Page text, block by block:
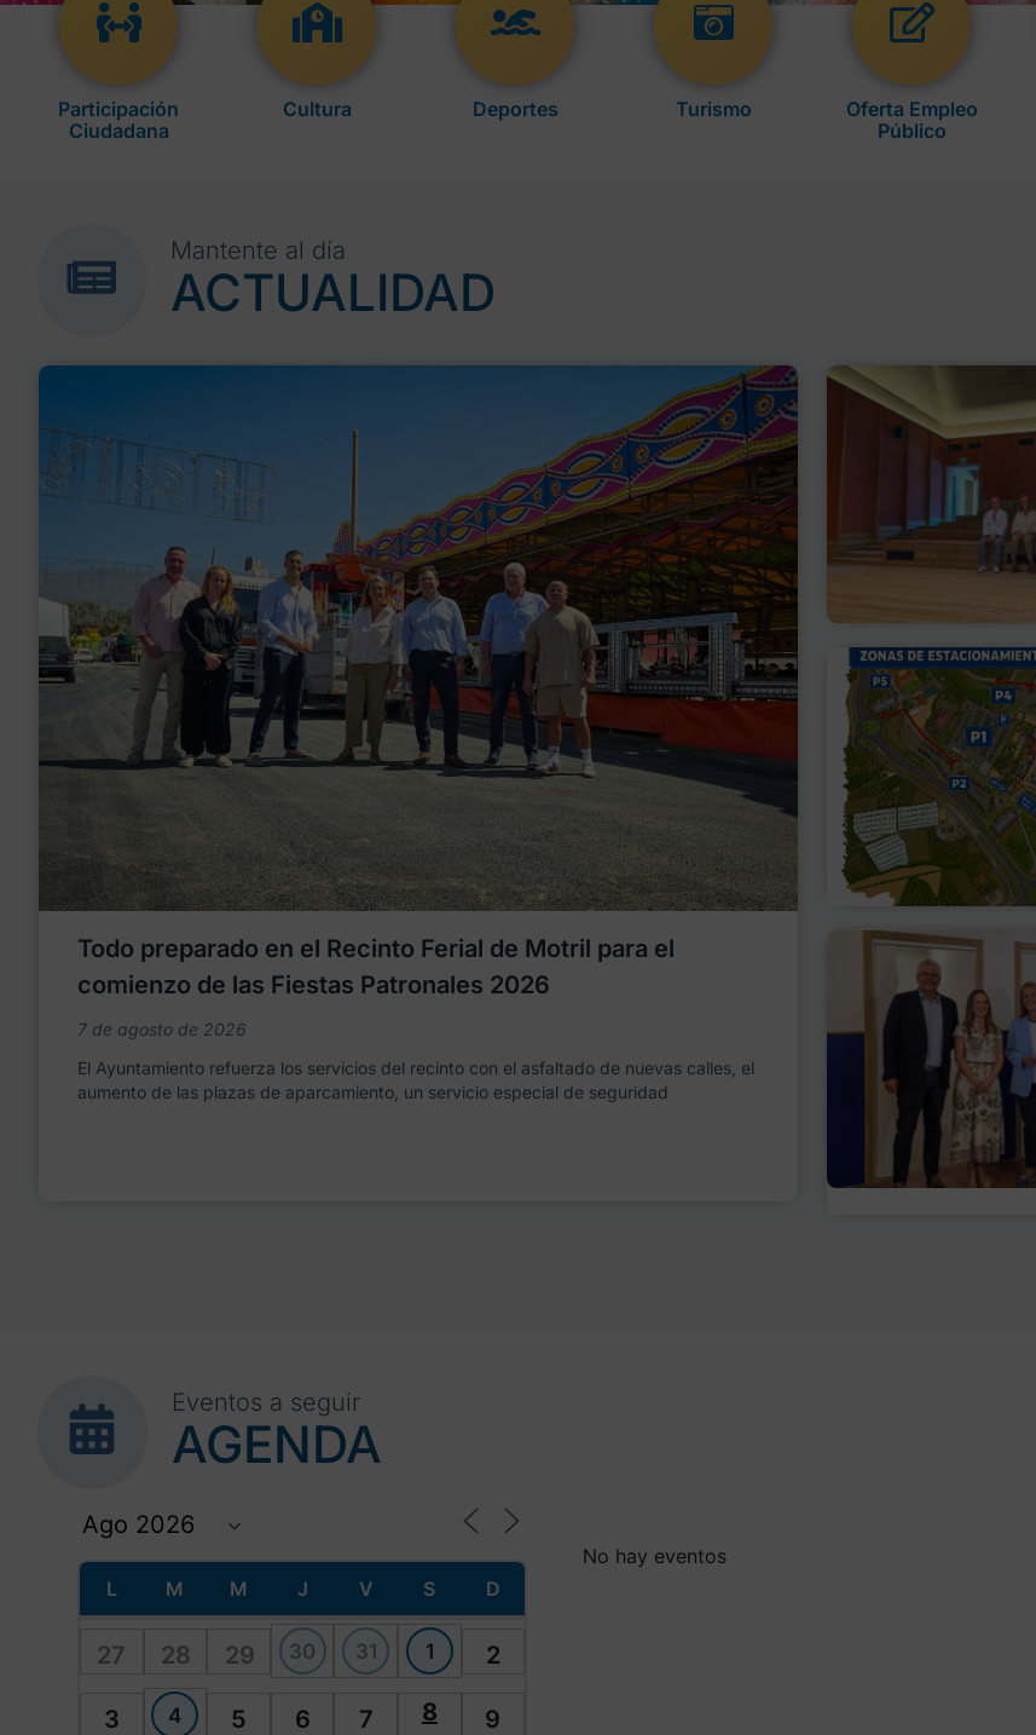
Participación
Ciudadana
Cultura Deportes Turismo
Oferta Empleo
Público
Mantente al día
ACTUALIDAD
Todo preparado en el Recinto Ferial de Motril para el
comienzo de las Fiestas Patronales 2026
7 de agosto de 2026
El Ayuntamiento refuerza los servicios del recinto con el asfaltado de nuevas calles, el
aumento de las plazas de aparcamiento, un servicio especial de seguridad
Eventos a seguir
AGENDA
L M M J V S D
27 28 29 30 31 1 2
3 4 5 6 7 8 9
No hay eventos